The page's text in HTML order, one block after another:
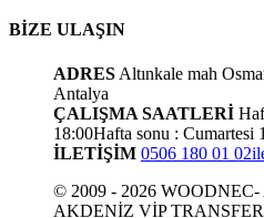
BİZE ULAŞIN
ADRES Altınkale mah
Antalya
ÇALIŞMA SAATLERİ
18:00Hafta sonu : Cumartesi
İLETİŞİM 0506 180 01 02
© 2009 - 2026
AKDENİZ VİP